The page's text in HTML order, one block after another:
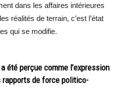
dans les affaires intérieures
réalités de terrain, c’est l’état
qui se modifie.
été perçue comme l’expression
rapports de force politico-